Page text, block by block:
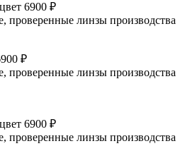
6900 ₽
проверенные линзы производства
₽
проверенные линзы производства
6900 ₽
проверенные линзы производства